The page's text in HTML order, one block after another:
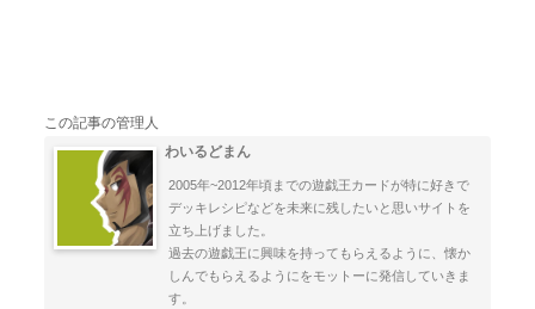
この記事の管理人
わいるどまん
2005年~2012年頃までの遊戯王カードが特に好きで
デッキレシピなどを未来に残したいと思いサイトを
立ち上げました。
過去の遊戯王に興味を持ってもらえるように、懐か
しんでもらえるようにをモットーに発信していきま
す。